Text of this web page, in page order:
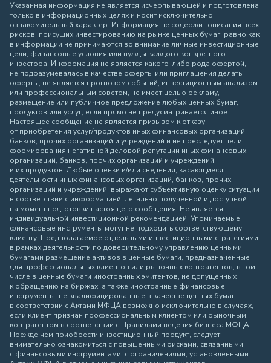
Указанная информация не является исчерпывающей и подготовлена
только в информационных целях и носит исключительно
ознакомительный характер. Информация не содержит описания всех
рисков, присущих инвестированию на рынке ценных бумаг, равно как
в информации не принимаются во внимание личные инвестиционные
цели, финансовые условия или нужды каждого конкретного
инвестора. Информация не является какого-либо рода офертой,
не подразумевалась в качестве оферты или приглашения делать
оферты, не является прогнозом событий, инвестиционным анализом
или профессиональным советом, не имеет целью рекламу,
размещение или публичное предложение любых ценных бумаг,
продуктов или услуг, если прямо не предусматривается иное.
Настоящее сообщение не является призывом к отказу
от приобретения услуг/продуктов иных финансовых организаций,
банков, прочих организаций и учреждений и не преследует цели
формирования негативной деловой репутации иных финансовых
организаций, банков, прочих организаций и учреждений,
и их продуктов. Любые оценки и/или сведения, касающиеся
деятельности иных финансовых организаций, банков, прочих
организаций и учреждений, выражают субъективную оценку ситуации
в соответствии с информацией, легально полученной и доступной
на момент подготовки настоящего сообщения. Не является
индивидуальной инвестиционной рекомендацией. Упоминаемые
финансовые инструменты могут не подходить соответствующему
клиенту. Предполагаемое отдельными инвестиционными стратегиями
в рамках деятельности по доверительному управлению ценными
бумагами размещение активов в ценные бумаги, предназначенные
для профессиональных клиентов или рыночных контрагентов, в том
числе в ценные бумаги иностранных эмитентов, не допущенных
к обращению на биржах, а также иностранные финансовые
инструменты, не квалифицированные в качестве ценных бумаг
в соответствии с Актами МФЦА возможно исключительно в случаях,
если клиент признан профессиональным клиентом или рыночным
контрагентом в соответствии с Правилами ведения бизнеса МФЦА.
Прежде чем приобрести инвестиционный продукт, следует
внимательно ознакомиться с повышенными рисками, связанными
с финансовыми инструментами, с ограничениями, установленными